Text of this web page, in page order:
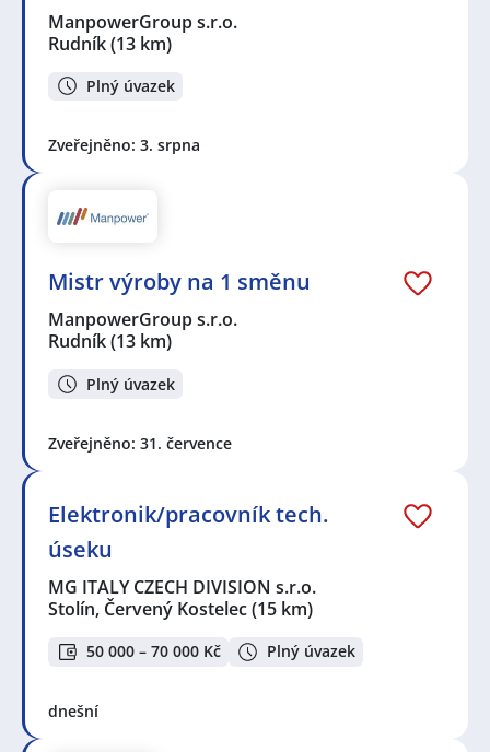
ManpowerGroup s.r.o.
Rudník(13 km)
Plný úvazek
Zveřejněno: 3. srpna
Mistr výroby na 1 směnu
ManpowerGroup s.r.o.
Rudník(13 km)
Plný úvazek
Zveřejněno: 31. července
Elektronik/pracovník tech.
úseku
MG ITALY CZECH DIVISION s.r.o.
Stolín, Červený Kostelec(15 km)
50 000 – 70 000 Kč Plný úvazek
dnešní